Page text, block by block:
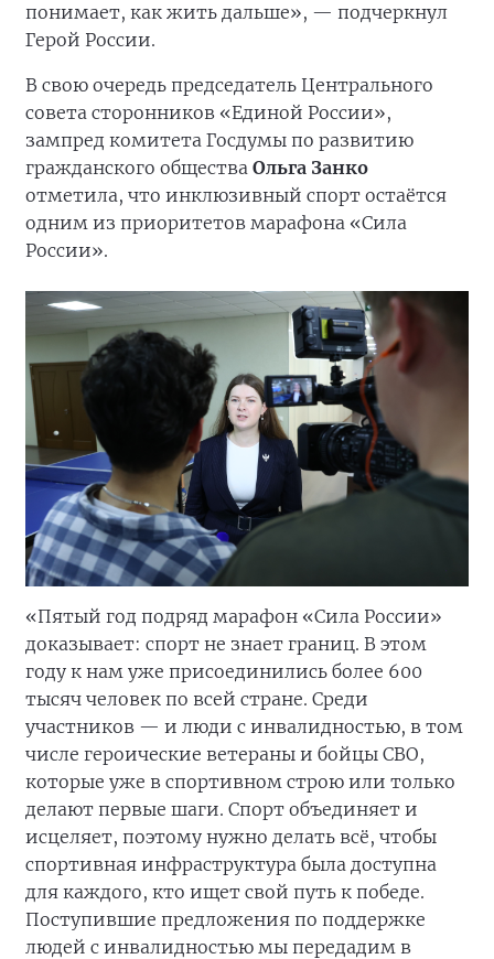
понимает, как жить дальше», — подчеркнул
Герой России.
В свою очередь председатель Центрального
совета сторонников «Единой России»,
зампред комитета Госдумы по развитию
гражданского общества Ольга Занко
отметила, что инклюзивный спорт остаётся
одним из приоритетов марафона «Сила
России».
«Пятый год подряд марафон «Сила России»
доказывает: спорт не знает границ. В этом
году к нам уже присоединились более 600
тысяч человек по всей стране. Среди
участников — и люди с инвалидностью, в том
числе героические ветераны и бойцы СВО,
которые уже в спортивном строю или только
делают первые шаги. Спорт объединяет и
исцеляет, поэтому нужно делать всё, чтобы
спортивная инфраструктура была доступна
для каждого, кто ищет свой путь к победе.
Поступившие предложения по поддержке
людей с инвалидностью мы передадим в